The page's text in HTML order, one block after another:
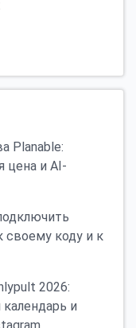
Planable:
цена и AI-
своему коду и к
2026:
и